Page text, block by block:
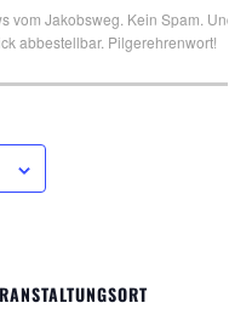
vom Jakobsweg. Kein Spam. Und
abbestellbar. Pilgerehrenwort!